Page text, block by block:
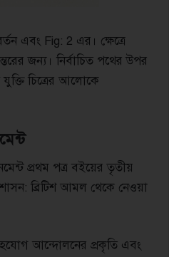
এবং Fig: 2 এর। ক্ষেত্রে
জন্য। নির্বাচিত পথের উপর
চিত্রের আলােকে
প্রথম পত্র বইয়ের তৃতীয়
ব্রিটিশ আমল থেকে নেওয়া
আন্দোলনের প্রকৃতি এবং